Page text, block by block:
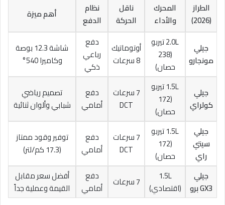
الطراز
(2026)
المحرك
والأداء
ناقل
الحركة
نظام
الدفع
أهم ميزة
جيلي
مونجارو
2.0L تيربو
(238
حصان)
أوتوماتيك
8 سرعات
دفع
رباعي
ذكي
شاشة 12.3 بوصة
وكاميرا 540°
جيلي
كولراي
1.5L تيربو
(172
حصان)
7 سرعات
DCT
دفع
أمامي
تصميم رياضي
شبابي وألوان ثنائية
جيلي
سيتي
راي
1.5L تيربو
(172
حصان)
7 سرعات
DCT
دفع
أمامي
توفير وقود ممتاز
(17.3 كم/لتر)
جيلي
GX3 برو
1.5L
(اقتصادي)
7 سرعات
دفع
أمامي
أفضل سعر مقابل
القيمة وعملية جداً